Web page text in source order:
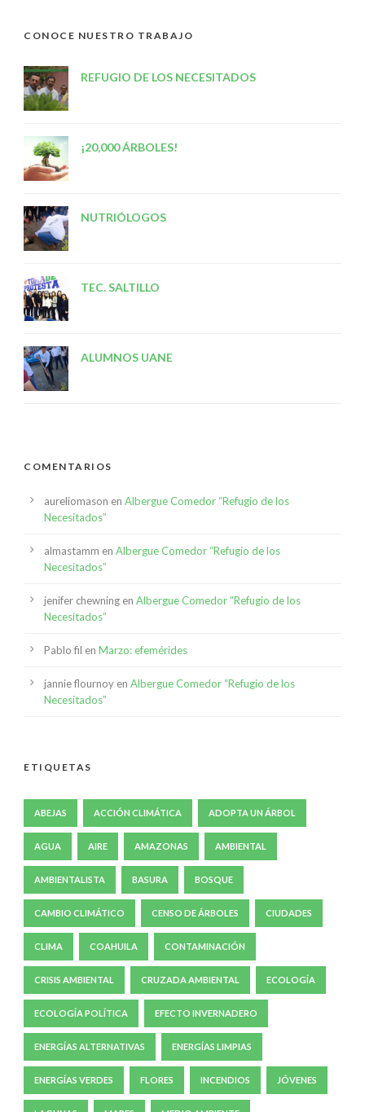
CONOCE NUESTRO TRABAJO
REFUGIO DE LOS NECESITADOS
¡20,000 ÁRBOLES!
NUTRIÓLOGOS
TEC. SALTILLO
ALUMNOS UANE
COMENTARIOS
aureliomason en Albergue Comedor “Refugio de los
Necesitados”
almastamm en Albergue Comedor “Refugio de los
Necesitados”
jenifer chewning en Albergue Comedor “Refugio de los
Necesitados”
Pablo fil en Marzo: efemérides
jannie flournoy en Albergue Comedor “Refugio de los
Necesitados”
ETIQUETAS
ABEJAS ACCIÓN CLIMÁTICA ADOPTA UN ÁRBOL
AGUA AIRE AMAZONAS AMBIENTAL
AMBIENTALISTA BASURA BOSQUE
CAMBIO CLIMÁTICO CENSO DE ÁRBOLES CIUDADES
CLIMA COAHUILA CONTAMINACIÓN
CRISIS AMBIENTAL CRUZADA AMBIENTAL ECOLOGÍA
ECOLOGÍA POLÍTICA EFECTO INVERNADERO
ENERGÍAS ALTERNATIVAS ENERGÍAS LIMPIAS
ENERGÍAS VERDES FLORES INCENDIOS JÓVENES